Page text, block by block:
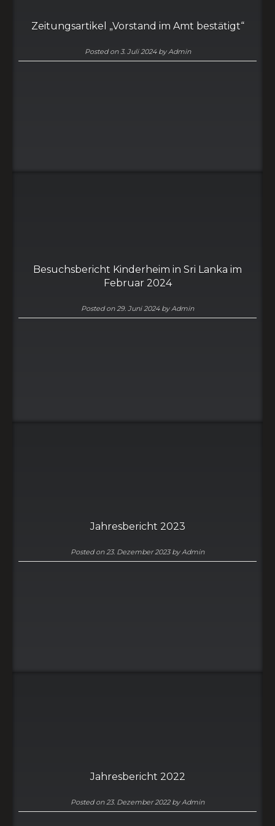
Zeitungsartikel „Vorstand im Amt bestätigt“
Posted on3. Juli 2024by Admin
Besuchsbericht Kinderheim in Sri Lanka im
Februar 2024
Posted on 29. Juni 2024by Admin
Jahresbericht 2023
Posted on 23. Dezember 2023by Admin
Jahresbericht 2022
Posted on 23. Dezember 2022by Admin